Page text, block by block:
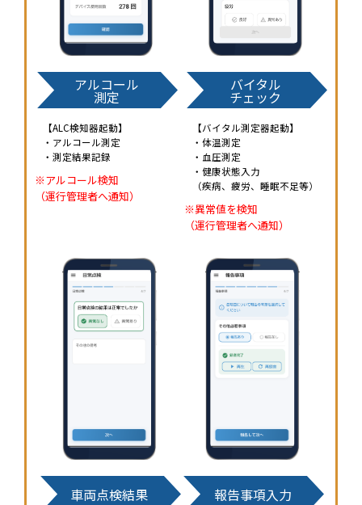
アルコール
測定
【ALC検知器起動】
・アルコール測定
・測定結果記録
※アルコール検知
（運行管理者へ通知）
バイタル
チェック
【バイタル測定器起動】
・体温測定
・血圧測定
・健康状態入力
（疾病、疲労、睡眠不足等）
※異常値を検知
（運行管理者へ通知）
車両点検結果 報告事項入力